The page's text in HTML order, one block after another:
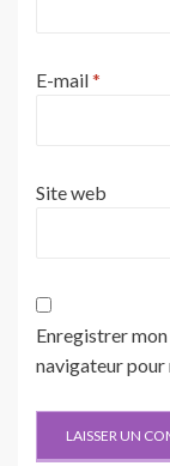
E-mail*
Site web
Enregistrer
navigateur